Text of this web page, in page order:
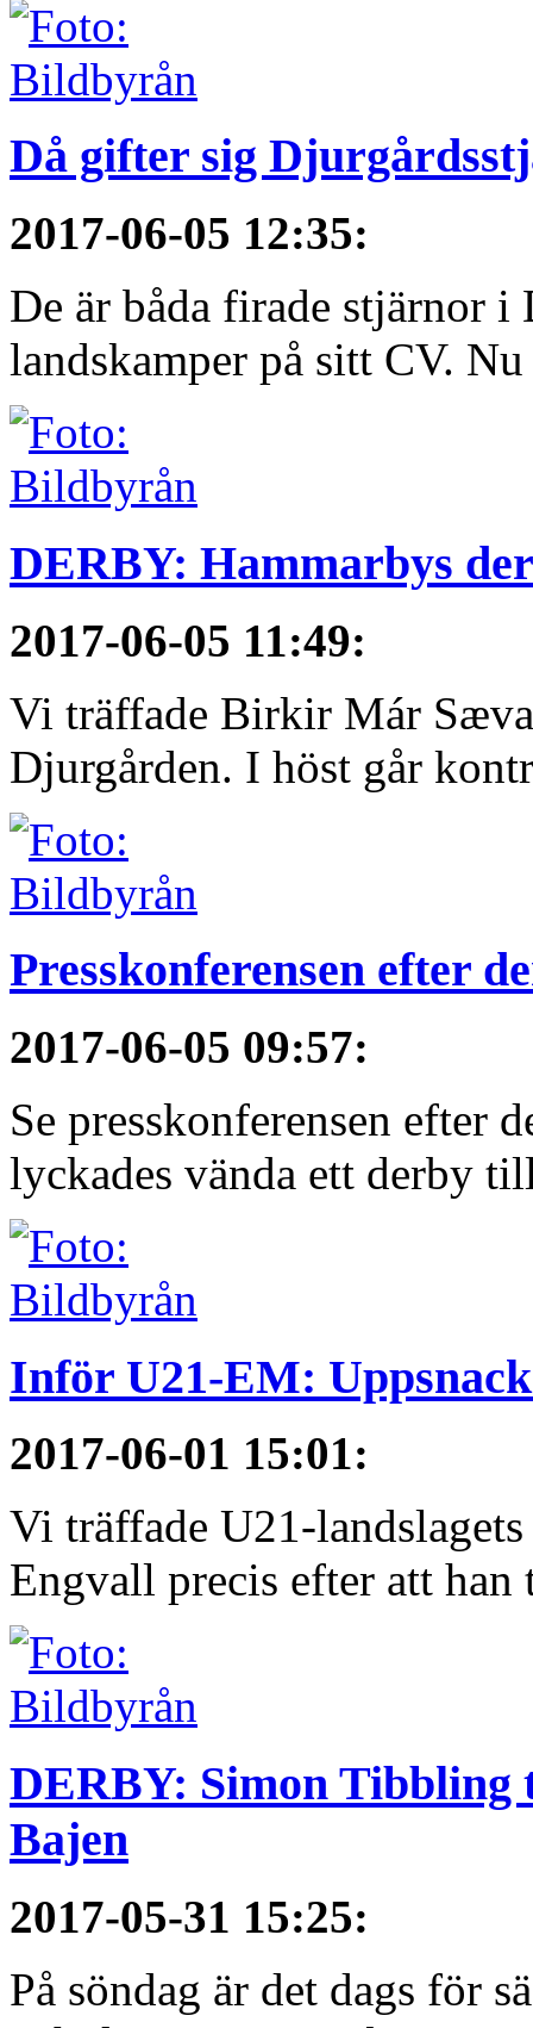
Då gifter sig
2017-06-05 12:35:
De är båda firade stjärnor i
landskamper på sitt CV.
DERBY: Hammarbys
2017-06-05 11:49:
Vi träffade Birkir Már
Djurgården. I höst går
Presskonferensen efter
2017-06-05 09:57:
Se presskonferensen efter
lyckades vända ett derby
Inför U21-EM:
2017-06-01 15:01:
Vi träffade U21-
Engvall precis efter att han
DERBY: Simon
Bajen
2017-05-31 15:25:
På söndag är det dags för